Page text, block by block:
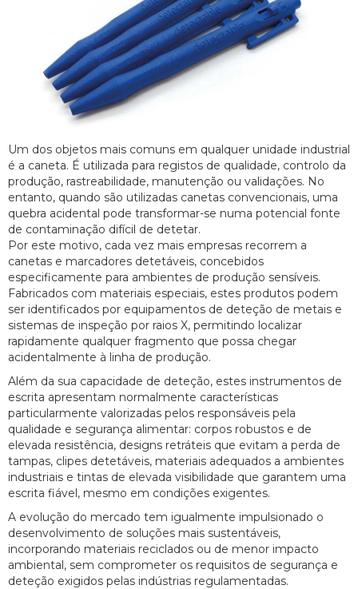
Um dos objetos mais comuns em qualquer unidade industrial
é a caneta. É utilizada para registos de qualidade, controlo da
produção, rastreabilidade, manutenção ou validações. No
entanto, quando são utilizadas canetas convencionais, uma
quebra acidental pode transformar-se numa potencial fonte
de contaminação difícil de detetar.
Por este motivo, cada vez mais empresas recorrem a
canetas e marcadores detetáveis, concebidos
especificamente para ambientes de produção sensíveis.
Fabricados com materiais especiais, estes produtos podem
ser identificados por equipamentos de deteção de metais e
sistemas de inspeção por raios X, permitindo localizar
rapidamente qualquer fragmento que possa chegar
acidentalmente à linha de produção.
Além da sua capacidade de deteção, estes instrumentos de
escrita apresentam normalmente características
particularmente valorizadas pelos responsáveis pela
qualidade e segurança alimentar: corpos robustos e de
elevada resistência, designs retráteis que evitam a perda de
tampas, clipes detetáveis, materiais adequados a ambientes
industriais e tintas de elevada visibilidade que garantem uma
escrita fiável, mesmo em condições exigentes.
A evolução do mercado tem igualmente impulsionado o
desenvolvimento de soluções mais sustentáveis,
incorporando materiais reciclados ou de menor impacto
ambiental, sem comprometer os requisitos de segurança e
deteção exigidos pelas indústrias regulamentadas.